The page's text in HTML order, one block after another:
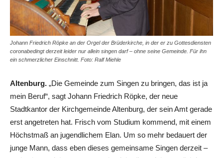
Johann Friedrich Röpke an der Orgel der Brüderkirche, in der er zu Gottesdiensten
coronabedingt derzeit leider nur allein singen darf – ohne seine Gemeinde. Für ihn
ein schmerzlicher Einschnitt. Foto: Ralf Miehle
Altenburg. „Die Gemeinde zum Singen zu bringen, das ist ja
mein Beruf“, sagt Johann Friedrich Röpke, der neue
Stadtkantor der Kirchgemeinde Altenburg, der sein Amt gerade
erst angetreten hat. Frisch vom Studium kommend, mit einem
Höchstmaß an jugendlichem Elan. Um so mehr bedauert der
junge Mann, dass eben dieses gemeinsame Singen derzeit –